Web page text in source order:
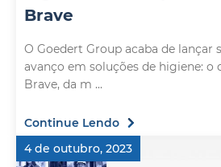
Brave
O Goedert Group acaba de lançar
avanço em soluções de higiene: o
Brave, da m ...
Continue Lendo
4 de outubro, 2023